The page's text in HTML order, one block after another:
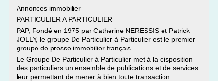
Annonces immobilier
PARTICULIER A PARTICULIER
PAP, Fondé en 1975 par Catherine NERESSIS et Patrick
JOLLY, le groupe De Particulier à Particulier est le premier
groupe de presse immobilier français.
Le Groupe De Particulier à Particulier met à la disposition
des particuliers un ensemble de publications et de services
leur permettant de mener à bien toute transaction